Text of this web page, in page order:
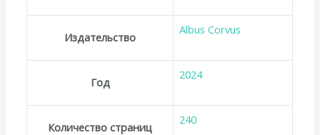
Издательство
Albus Corvus
Год
2024
Количество страниц
240